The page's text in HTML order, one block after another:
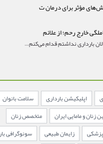
مؤثر برای درمان ت
خارج رحم؛ از علائم
سلام عزیزم من تا الان بارداری نداشتم قدام می‌کنم باردار
اپلیکیشن بارداری
سلامت بانوان
و مامایی ایران
متخصص زنان
زایمان طبیعی
سونوگرافی